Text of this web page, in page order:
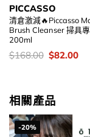
PICCASSO
清倉激減🔥Piccasso
Brush Cleanser 掃具
200ml
價
錢：
$168.00 Original
price
$82.00
相關產品
-20%